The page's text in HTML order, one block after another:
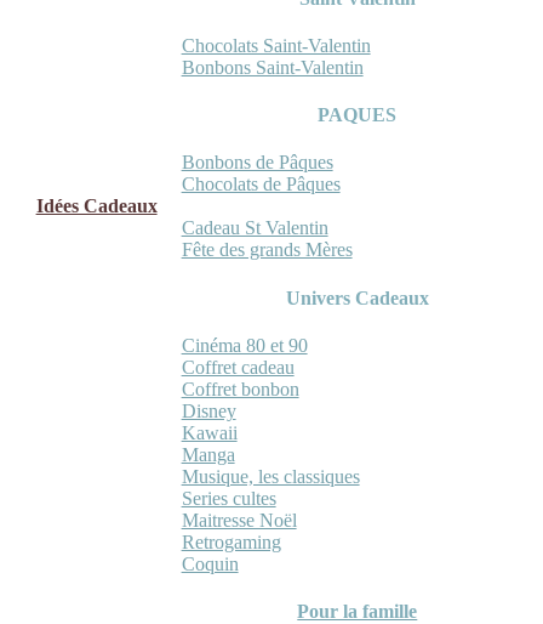
Chocolats Saint-Valentin
Bonbons Saint-Valentin
PAQUES
Bonbons de Pâques
Chocolats de Pâques
Idées Cadeaux
Cadeau St Valentin
Fête des grands Mères
Univers Cadeaux
Cinéma 80 et 90
Coffret cadeau
Coffret bonbon
Disney
Kawaii
Manga
Musique, les classiques
Series cultes
Maitresse Noël
Retrogaming
Coquin
Pour la famille